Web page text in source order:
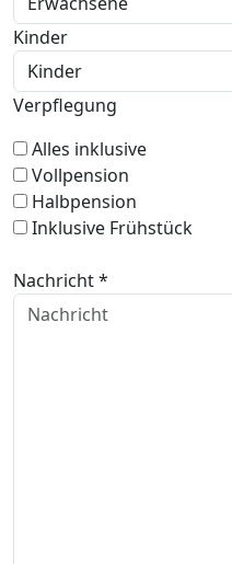
Kinder
Verpflegung
Alles inklusive
Vollpension
Halbpension
Inklusive Frühstück
Nachricht *